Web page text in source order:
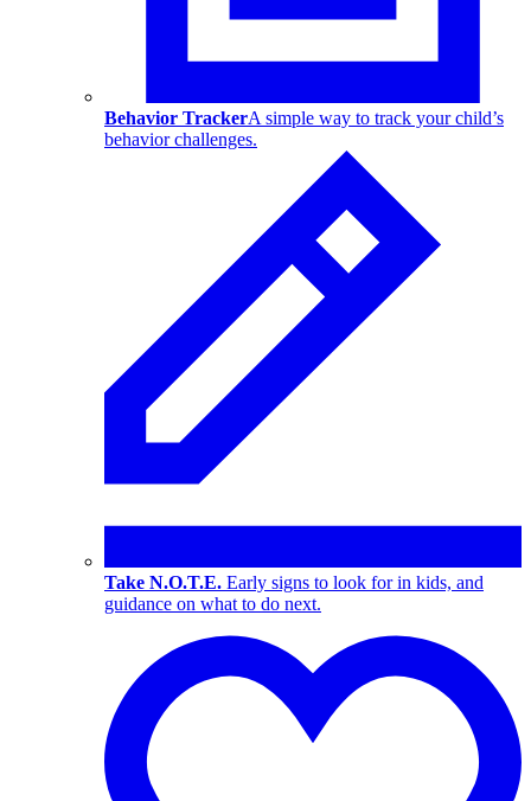
Behavior TrackerA simple way to track your child’s
behavior challenges.
Take N.O.T.E. Early signs to look for in kids, and
guidance on what to do next.